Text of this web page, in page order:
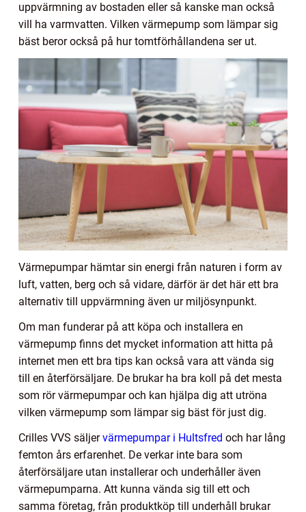
uppvärmning av bostaden eller så kanske man också
vill ha varmvatten. Vilken värmepump som lämpar sig
bäst beror också på hur tomtförhållandena ser ut.
Värmepumpar hämtar sin energi från naturen i form av
luft, vatten, berg och så vidare, därför är det här ett bra
alternativ till uppvärmning även ur miljösynpunkt.
Om man funderar på att köpa och installera en
värmepump finns det mycket information att hitta på
internet men ett bra tips kan också vara att vända sig
till en återförsäljare. De brukar ha bra koll på det mesta
som rör värmepumpar och kan hjälpa dig att utröna
vilken värmepump som lämpar sig bäst för just dig.
Crilles VVS säljervärmepumpar i Hultsfred och har lång
femton års erfarenhet. De verkar inte bara som
återförsäljare utan installerar och underhåller även
värmepumparna. Att kunna vända sig till ett och
samma företag, från produktköp till underhåll brukar